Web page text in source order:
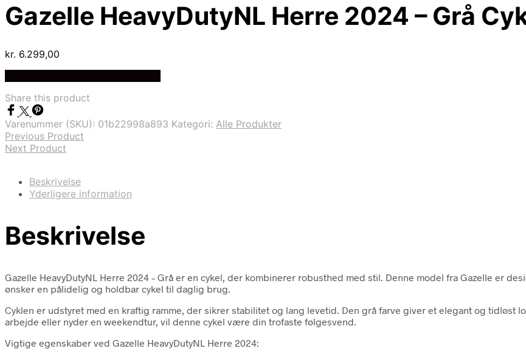
Gazelle HeavyDutyNL Herre 2024 – Grå
kr. 6.299,00
Share this product
Varenummer (SKU): 01b22998a893 Kategori: Alle Produkter
Previous Product
Next Product
Beskrivelse
Yderligere information
Beskrivelse
Gazelle HeavyDutyNL Herre 2024 – Grå er en cykel, der kombinerer robusthed med stil. Denne model fra Gazelle er
ønsker en pålidelig og holdbar cykel til daglig brug.
Cyklen er udstyret med en kraftig ramme, der sikrer stabilitet og lang levetid. Den grå farve giver et elegant og tidløst
arbejde eller nyder en weekendtur, vil denne cykel være din trofaste følgesvend.
Vigtige egenskaber ved Gazelle HeavyDutyNL Herre 2024: